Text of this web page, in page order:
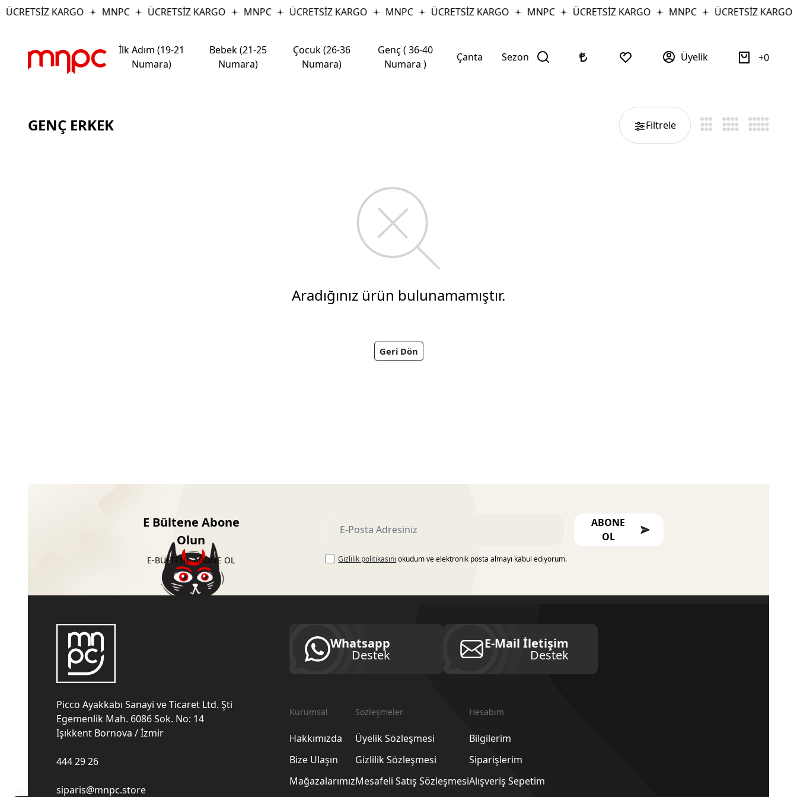
ÜCRETSİZ KARGO MNPC ÜCRETSİZ KARGO MNPC ÜCRETSİZ KARGO MNPC ÜCRETSİZ KARGO MNPC ÜCRETSİZ KARGO MNPC ÜCRETSİZ KARGO
İlk Adım (19-21
Numara)
Bebek (21-25
Numara)
Çocuk (26-36
Numara)
Genç ( 36-40
Numara )
Çanta Sezon Üyelik 0
GENÇ ERKEK Filtrele
Aradığınız ürün bulunamamıştır.
Geri Dön
E Bültene Abone
Olun
E-BÜLTENE ABONE OL
ABONE
OL
Gizlilik politikasını okudum ve elektronik posta almayı kabul ediyorum.
Picco Ayakkabı Sanayi ve Ticaret Ltd. Şti
Egemenlik Mah. 6086 Sok. No: 14
Işıkkent Bornova / İzmir
444 29 26
siparis@mnpc.store
Whatsapp
Destek
E-Mail İletişim
Destek
Kurumsal
Hakkımızda
Bize Ulaşın
Mağazalarımız
Sözleşmeler
Üyelik Sözleşmesi
Gizlilik Sözleşmesi
Mesafeli Satış Sözleşmesi
Hesabım
Bilgilerim
Siparişlerim
Alışveriş Sepetim